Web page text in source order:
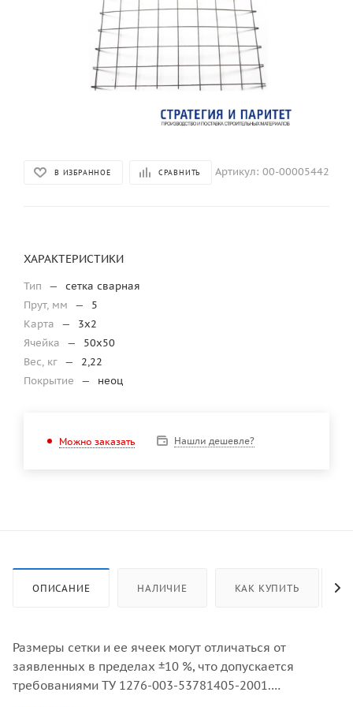
В ИЗБРАННОЕ СРАВНИТЬ Артикул: 00-00005442
ХАРАКТЕРИСТИКИ
Тип —
сетка сварная
Прут, мм
—
5
Карта
—
3х2
Ячейка
—
50х50
Вес, кг —
2,22
Покрытие
— неоц
Можно заказать Нашли дешевле?
ОПИСАНИЕ НАЛИЧИЕ КАК КУПИТЬ
Размеры сетки и ее ячеек могут отличаться от
заявленных в пределах ±10 %, что допускается
требованиями ТУ 1276-003-53781405-2001.